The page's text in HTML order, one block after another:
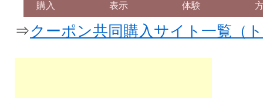
購入 表示 体験
⇒クーポン共同購入サイト一覧（